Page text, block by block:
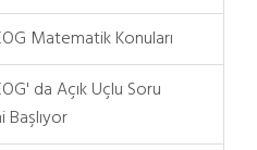
Matematik Konuları
da Açık Uçlu Soru
Başlıyor